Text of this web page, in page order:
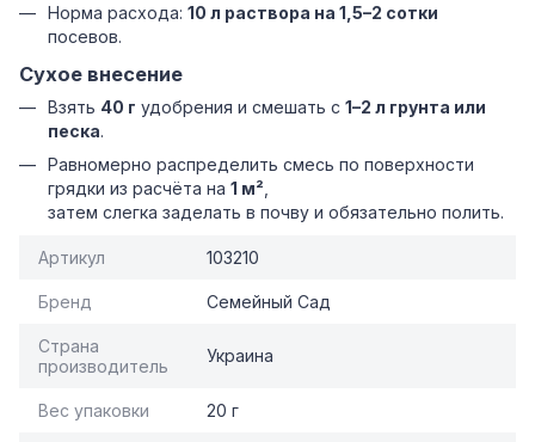
Норма расхода: 10 л раствора на 1,5–2 сотки
посевов.
Сухое внесение
Взять 40 г удобрения и смешать с 1–2 л грунта или
песка.
Равномерно распределить смесь по поверхности
грядки из расчёта на 1 м²
затем слегка заделать в почву и обязательно полить.
Артикул 103210
Бренд Семейный Сад
Страна
производитель
Украина
Вес упаковки 20 г